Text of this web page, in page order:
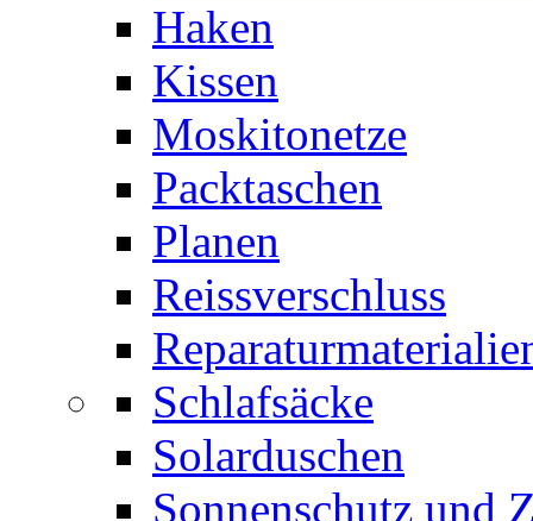
Haken
Kissen
Moskitonetze
Packtaschen
Planen
Reissverschluss
Schlafsäcke
Solarduschen
Sonnenschutz und